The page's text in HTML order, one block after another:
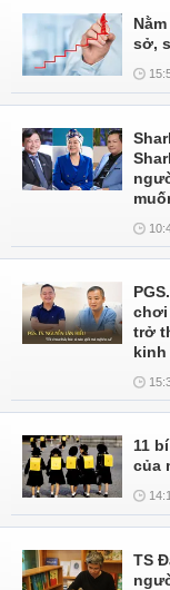
sở,
chơi
trở
kinh
11
của
TS